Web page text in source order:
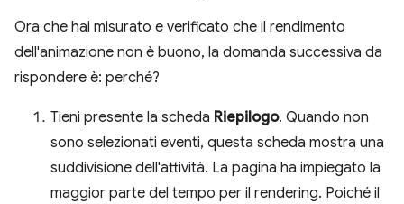
Ora che hai misurato e verificato che il rendimento
dell'animazione non è buono, la domanda successiva da
rispondere è: perché?
Tieni presente la scheda Riepilogo. Quando non
sono selezionati eventi, questa scheda mostra una
suddivisione dell'attività. La pagina ha impiegato la
maggior parte del tempo per il rendering. Poiché il